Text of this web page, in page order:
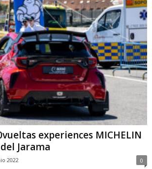
experiences MICHELIN
Jarama
2022 0